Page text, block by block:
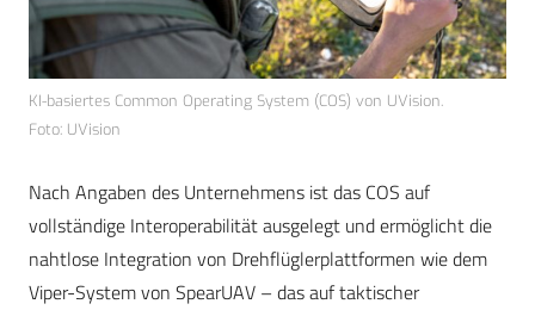
KI-basiertes Common Operating System (COS) von UVision.
Foto: UVision
Nach Angaben des Unternehmens ist das COS auf
vollständige Interoperabilität ausgelegt und ermöglicht die
nahtlose Integration von Drehflüglerplattformen wie dem
Viper-System von SpearUAV – das auf taktischer